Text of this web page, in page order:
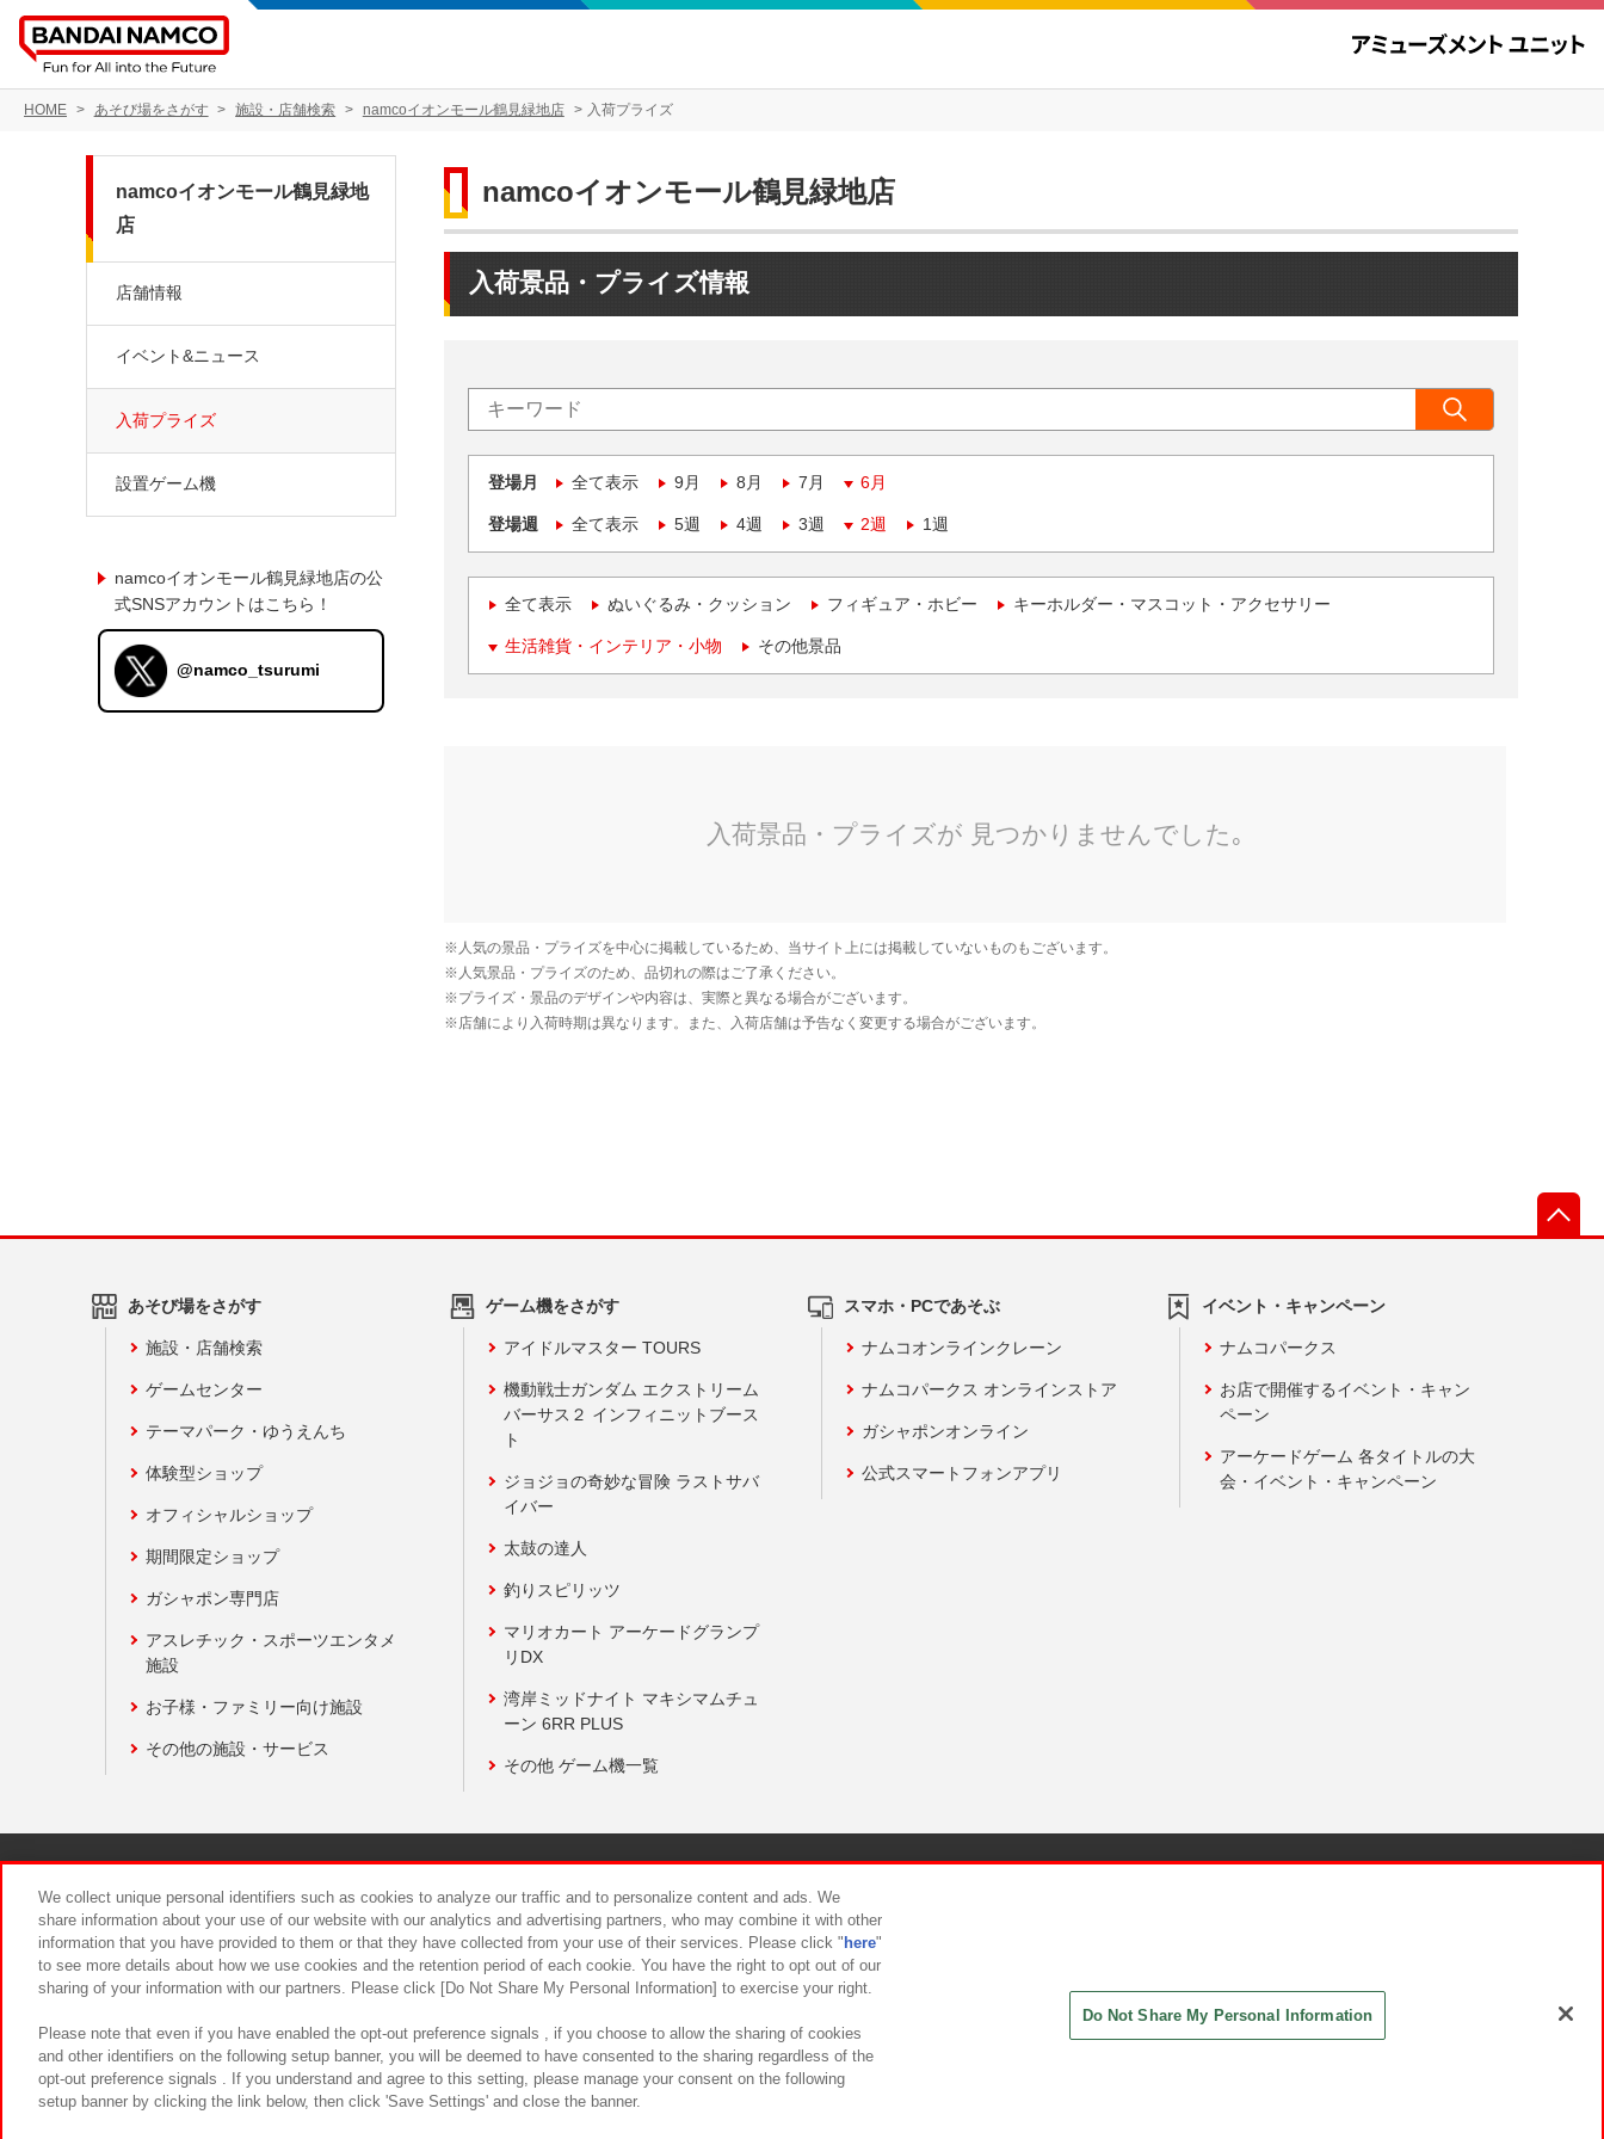
HOME あそび場をさがす 施設・店舗検索 namcoイオンモール鶴見緑地店 入荷プライズ
namcoイオンモール鶴見緑地店
入荷景品・プライズ情報
登場月 全て表示 9月 8月 7月 6月
登場週 全て表示 5週 4週 3週 2週 1週
全て表示 ぬいぐるみ・クッション フィギュア・ホビー キーホルダー・マスコット・アクセサリー
生活雑貨・インテリア・小物 その他景品
namcoイオンモール鶴見緑地
店
店舗情報
イベント&ニュース
入荷プライズ
設置ゲーム機
namcoイオンモール鶴見緑地店の公
式SNSアカウントはこちら！
@namco_tsurumi
あそび場をさがす
施設・店舗検索
ゲームセンター
テーマパーク・ゆうえんち
体験型ショップ
オフィシャルショップ
期間限定ショップ
ガシャポン専門店
アスレチック・スポーツエンタメ
施設
お子様・ファミリー向け施設
その他の施設・サービス
ゲーム機をさがす
アイドルマスター TOURS
機動戦士ガンダム エクストリーム
バーサス２ インフィニットブース
ト
ジョジョの奇妙な冒険 ラストサバ
イバー
太鼓の達人
釣りスピリッツ
マリオカート アーケードグランプ
リDX
湾岸ミッドナイト マキシマムチュ
ーン 6RR PLUS
その他 ゲーム機一覧
スマホ・PCであそぶ
ナムコオンラインクレーン
ナムコパークス オンラインストア
ガシャポンオンライン
公式スマートフォンアプリ
イベント・キャンペーン
ナムコパークス
お店で開催するイベント・キャン
ペーン
アーケードゲーム 各タイトルの大
会・イベント・キャンペーン
食品のご提供について カスタマーハラスメント対応方針
We collect unique personal identifiers such as cookies to analyze our traffic and to personalize content and ads. We
share information about your use of our website with our analytics and advertising partners, who may combine it with other
information that you have provided to them or that they have collected from your use of their services. Please click " here"
to see more details about how we use cookies and the retention period of each cookie. You have the right to opt out of our
sharing of your information with our partners. Please click [Do Not Share My Personal Information] to exercise your right.
Please note that even if you have enabled the opt-out preference signals , if you choose to allow the sharing of cookies
and other identifiers on the following setup banner, you will be deemed to have consented to the sharing regardless of the
opt-out preference signals . If you understand and agree to this setting, please manage your consent on the following
setup banner by clicking the link below, then click 'Save Settings' and close the banner.
Do Not Share My Personal Information